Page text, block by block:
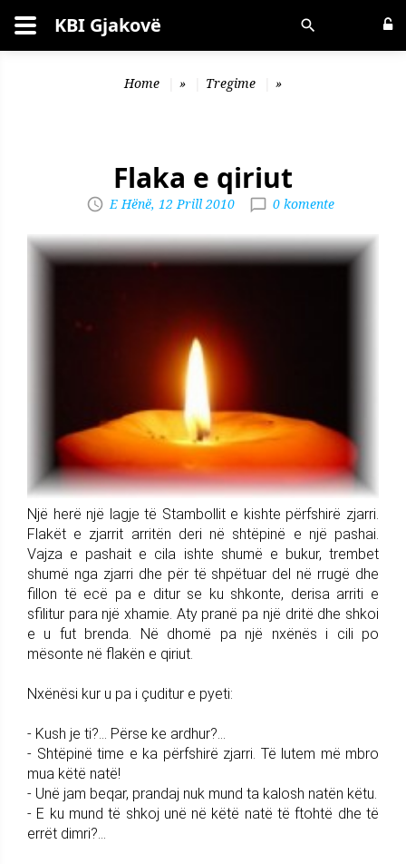
Kërko KBI Gjakovë
Home » Tregime »
Flaka e qiriut
E Hënë, 12 Prill 2010 0 komente
Një herë një lagje të Stambollit e kishte përfshirë zjarri.
Flakët e zjarrit arritën deri në shtëpinë e një pashai.
Vajza e pashait e cila ishte shumë e bukur, trembet
shumë nga zjarri dhe për të shpëtuar del në rrugë dhe
fillon të ecë pa e ditur se ku shkonte, derisa arriti e
sfilitur para një xhamie. Aty pranë pa një dritë dhe shkoi
e u fut brenda. Në dhomë pa një nxënës i cili po
mësonte në flakën e qiriut.
Nxënësi kur u pa i çuditur e pyeti:
- Kush je ti?... Përse ke ardhur?...
- Shtëpinë time e ka përfshirë zjarri. Të lutem më mbro
mua këtë natë!
- Unë jam beqar, prandaj nuk mund ta kalosh natën këtu.
- E ku mund të shkoj unë në këtë natë të ftohtë dhe të
errët dimri?...